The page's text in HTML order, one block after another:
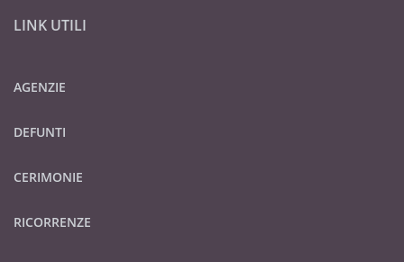
LINK UTILI
AGENZIE
DEFUNTI
CERIMONIE
RICORRENZE